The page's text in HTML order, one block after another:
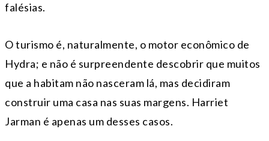
falésias.
O turismo é, naturalmente, o motor econômico de
Hydra; e não é surpreendente descobrir que muitos
que a habitam não nasceram lá, mas decidiram
construir uma casa nas suas margens. Harriet
Jarman é apenas um desses casos.